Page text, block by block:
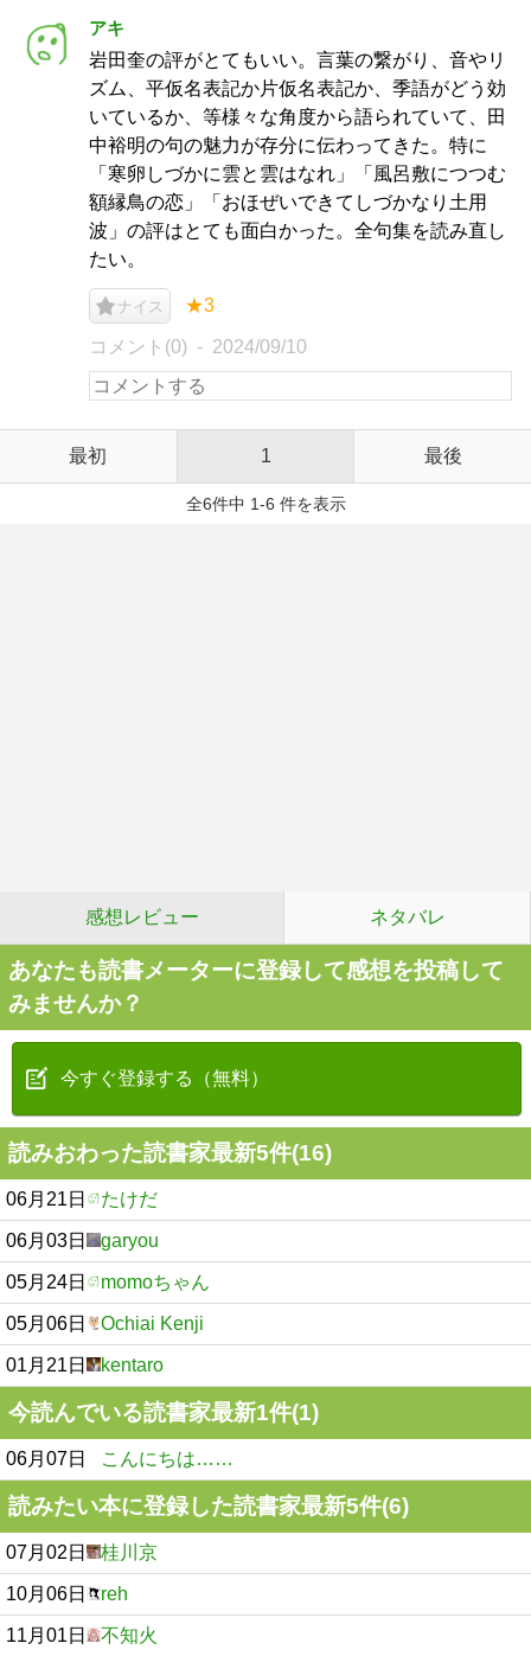
アキ
岩田奎の評がとてもいい。言葉の繋がり、音やリ
ズム、平仮名表記か片仮名表記か、季語がどう効
いているか、等様々な角度から語られていて、田
中裕明の句の魅力が存分に伝わってきた。特に
「寒卵しづかに雲と雲はなれ」「風呂敷につつむ
額縁鳥の恋」「おほぜいできてしづかなり土用
波」の評はとても面白かった。全句集を読み直し
たい。
ナイス ★3
コメント(0) 2024/09/10
最初 1 最後
全6件中 1-6 件を表示
感想レビュー ネタバレ
あなたも読書メーターに登録して感想を投稿して
みませんか？
今すぐ登録する（無料）
読みおわった読書家最新5件(16)
06月21日 たけだ
06月03日 garyou
05月24日 momoちゃん
05月06日 Ochiai Kenji
01月21日 kentaro
今読んでいる読書家最新1件(1)
06月07日 こんにちは……
読みたい本に登録した読書家最新5件(6)
07月02日 桂川京
10月06日 reh
11月01日 不知火